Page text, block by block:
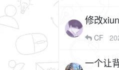
修改
CF
一个让